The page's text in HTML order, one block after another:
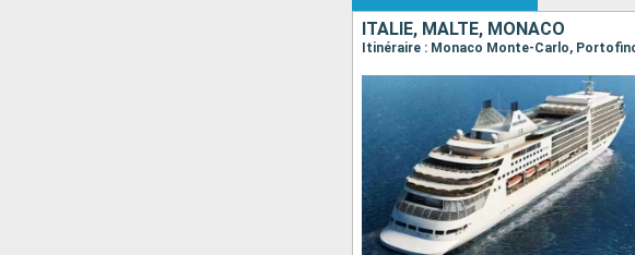
ITALIE, MALTE, MONACO